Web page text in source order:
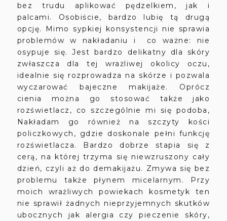
bez trudu aplikować pędzelkiem, jak i
palcami. Osobiście, bardzo lubię tą drugą
opcję. Mimo sypkiej konsystencji nie sprawia
problemów w nakładaniu i co ważne: nie
osypuje się. Jest bardzo delikatny dla skóry
zwłaszcza dla tej wrażliwej okolicy oczu,
idealnie się rozprowadza na skórze i pozwala
wyczarować bajeczne makijaże. Oprócz
cienia można go stosować także jako
rozświetlacz, co szczególnie mi się podoba,
Nakładam go również na szczyty kości
policzkowych, gdzie doskonale pełni funkcję
rozświetlacza. Bardzo dobrze stapia się z
cerą, na której trzyma się niewzruszony cały
dzień, czyli aż do demakijażu. Zmywa się bez
problemu także płynem micelarnym. Przy
moich wrażliwych powiekach kosmetyk ten
nie sprawił żadnych nieprzyjemnych skutków
ubocznych jak alergia czy pieczenie skóry,